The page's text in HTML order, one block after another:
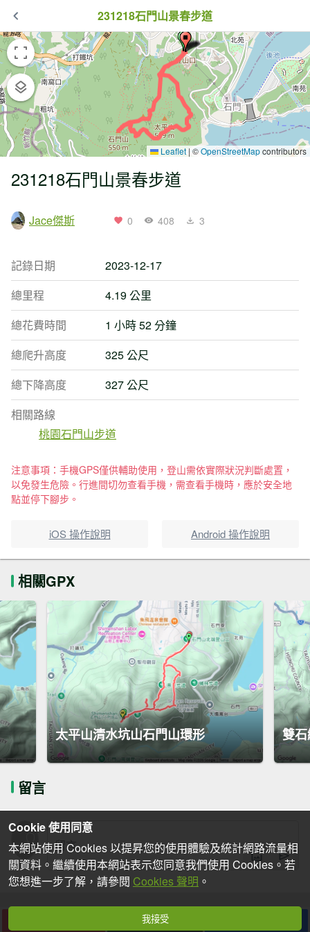
231218石門山景春步道
Leaflet | ©OpenStreetMapcontributors
231218石門山景春步道
Jace傑斯 0 408 3
記錄日期
2023-12-17
總里程
4.19 公里
總花費時間
1 小時 52 分鐘
總爬升高度
325 公尺
總下降高度
327 公尺
相關路線
桃園石門山步道
注意事項：手機GPS僅供輔助使用，登山需依實際狀況判斷處置，
以免發生危險。行進間切勿查看手機，需查看手機時，應於安全地
點並停下腳步。
iOS 操作說明 Android 操作說明
相關GPX
太平山清水坑山石門山環形 雙
留言
下載
Cookie 使用同意
本網站使用 Cookies 以提昇您的使用體驗及統計網路流量相
關資料。繼續使用本網站表示您同意我們使用 Cookies。若
您想進一步了解，請參閱 Cookies 聲明 。
我接受